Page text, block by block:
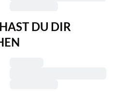
DU DIR